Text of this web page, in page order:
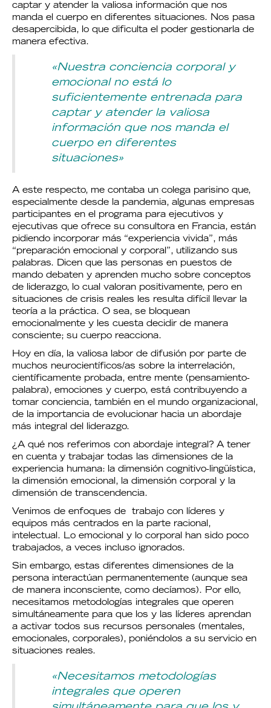
captar y atender la valiosa información que nos
manda el cuerpo en diferentes situaciones. Nos pasa
desapercibida, lo que dificulta el poder gestionarla de
manera efectiva.
«Nuestra conciencia corporal y
emocional no está lo
suficientemente entrenada para
captar y atender la valiosa
información que nos manda el
cuerpo en diferentes
situaciones»
A este respecto, me contaba un colega parisino que,
especialmente desde la pandemia, algunas empresas
participantes en el programa para ejecutivos y
ejecutivas que ofrece su consultora en Francia, están
pidiendo incorporar más “experiencia vivida”, más
“preparación emocional y corporal”, utilizando sus
palabras. Dicen que las personas en puestos de
mando debaten y aprenden mucho sobre conceptos
de liderazgo, lo cual valoran positivamente, pero en
situaciones de crisis reales les resulta difícil llevar la
teoría a la práctica. O sea, se bloquean
emocionalmente y les cuesta decidir de manera
consciente; su cuerpo reacciona.
Hoy en día, la valiosa labor de difusión por parte de
muchos neurocientíficos/as sobre la interrelación,
científicamente probada, entre mente (pensamiento-
palabra), emociones y cuerpo, está contribuyendo a
tomar conciencia, también en el mundo organizacional,
de la importancia de evolucionar hacia un abordaje
más integral del liderazgo.
¿A qué nos referimos con abordaje integral? A tener
en cuenta y trabajar todas las dimensiones de la
experiencia humana: la dimensión cognitivo-lingüística,
la dimensión emocional, la dimensión corporal y la
dimensión de transcendencia.
Venimos de enfoques de trabajo con líderes y
equipos más centrados en la parte racional,
intelectual. Lo emocional y lo corporal han sido poco
trabajados, a veces incluso ignorados.
Sin embargo, estas diferentes dimensiones de la
persona interactúan permanentemente (aunque sea
de manera inconsciente, como decíamos). Por ello,
necesitamos metodologías integrales que operen
simultáneamente para que los y las líderes aprendan
a activar todos sus recursos personales (mentales,
emocionales, corporales), poniéndolos a su servicio en
situaciones reales.
«Necesitamos metodologías
integrales que operen